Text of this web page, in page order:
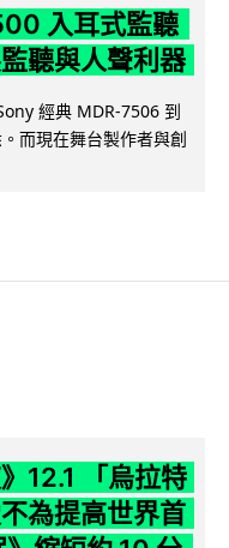
入耳式監聽
聽與人聲利器
經典 MDR-7506 到
而現在舞台製作者與創
12.1 「烏拉特
為提高世界首